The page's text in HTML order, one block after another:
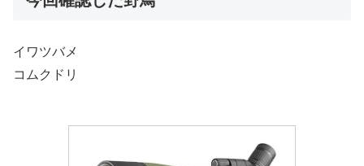
イワツバメ
コムクドリ